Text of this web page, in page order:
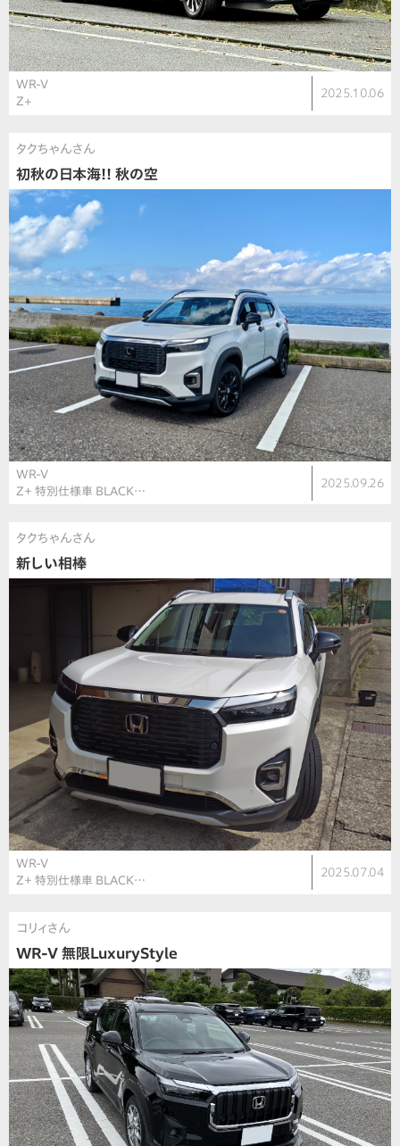
WR-V
Z+
2025.10.06
タクちゃんさん
初秋の日本海!! 秋の空
WR-V
Z＋ 特別仕様車 BLACK…
2025.09.26
タクちゃんさん
新しい相棒
WR-V
Z＋ 特別仕様車 BLACK…
2025.07.04
コリィさん
WR-V 無限LuxuryStyle